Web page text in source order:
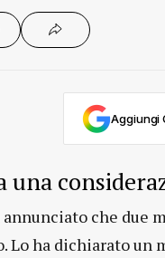
Aggiungi
una
che due
Lo ha dichiarato un